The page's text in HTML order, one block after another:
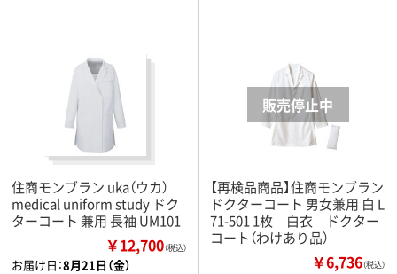
住商モンブラン uka（ウカ）
medical uniform study ドク
ターコート 兼用 長袖 UM101
￥12,700（税込）
お届け日：8月21日（金）
【再検品商品】住商モンブラン
ドクターコート 男女兼用 白 L
71-501 1枚 白衣 ドクター
コート（わけあり品）
￥6,736（税込）